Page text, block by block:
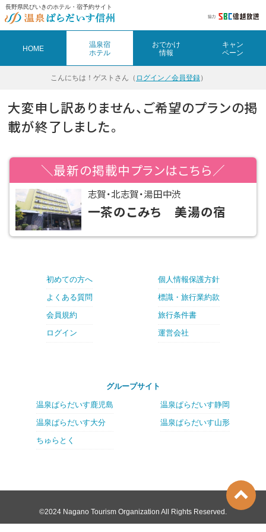
長野県民びいきのホテル・宿予約サイト
HOME
温泉宿
ホテル
おでかけ
情報
キャン
ペーン
こんにちは！ ゲストさん（ ログイン／会員登録）
大変申し訳ありません、ご希望のプランの掲
載が終了しました。
＼最新の掲載中プランはこちら／
志賀・北志賀・湯田中渋
一茶のこみち 美湯の宿
初めての方へ
よくある質問
会員規約
ログイン
個人情報保護方針
標識・旅行業約款
旅行条件書
運営会社
グループサイト
温泉ぱらだいす鹿児島
温泉ぱらだいす大分
ちゅらとく
温泉ぱらだいす静岡
温泉ぱらだいす山形
©2024 Nagano Tourism Organization All Rights Reserved.